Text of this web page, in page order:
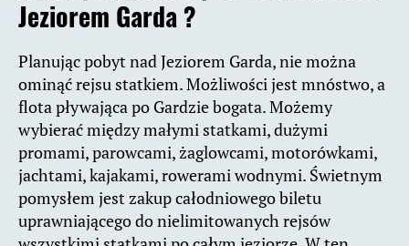
Jeziorem Garda ?
Planując pobyt nad Jeziorem Garda, nie można
ominąć rejsu statkiem. Możliwości jest mnóstwo, a
flota pływająca po Gardzie bogata. Możemy
wybierać między małymi statkami, dużymi
promami, parowcami, żaglowcami, motorówkami,
jachtami, kajakami, rowerami wodnymi. Świetnym
pomysłem jest zakup całodniowego biletu
uprawniającego do nielimitowanych rejsów